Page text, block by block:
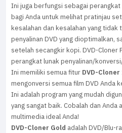
Ini juga berfungsi sebagai
bagi Anda untuk melihat pratinjau
kesalahan dan kesalahan yang
penyalinan DVD yang dioptimalkan,
setelah secangkir kopi. DVD-Cloner
perangkat lunak penyalinan/
Ini memiliki semua fitur DVD-
mengonversi semua film DVD Anda
Ini adalah program yang mudah
yang sangat baik. Cobalah dan Anda
multimedia ideal Anda!
DVD-Cloner Gold adalah DVD/Blu-